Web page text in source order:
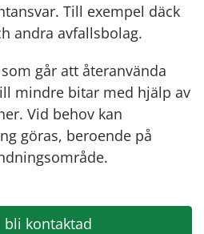
Till exempel däck
andra avfallsbolag.
går att återanvända
mindre bitar med hjälp av
Vid behov kan
göras, beroende på
bli kontaktad